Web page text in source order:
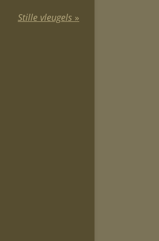
Stille vleugels »